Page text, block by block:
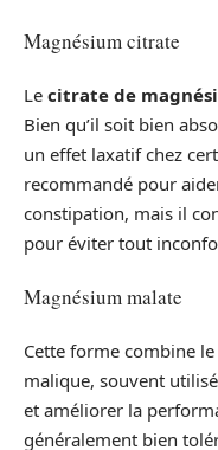
Magnésium citrate
Le citrate de
Bien qu’il soit bien
un effet laxatif chez
recommandé pour
constipation, mais il
pour éviter tout
Magnésium malate
Cette forme combine
malique, souvent
et améliorer la
généralement bien